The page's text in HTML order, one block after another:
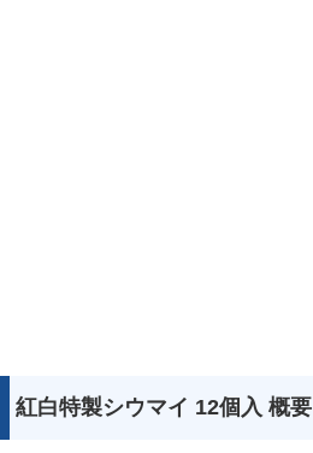
紅白特製シウマイ 12個入 概要